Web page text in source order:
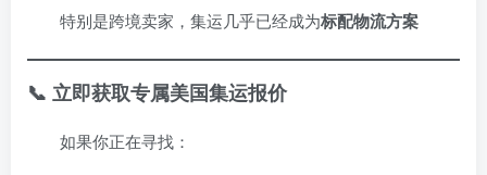
特别是跨境卖家，集运几乎已经成为标配物流方案
📞 立即获取专属美国集运报价
如果你正在寻找：